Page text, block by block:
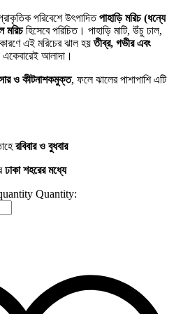
পরিবেশে উৎপাদিতপাহাড়ি মরিচ (ধন্যে
মরিচহিসেবে পরিচিত। পাহাড়ি মাটি, উঁচু ঢাল,
এই মরিচের ঝাল হয়তীব্র, গভীর এবং
আলাদা।
ও কীটনাশকমুক্ত, ফলে ঝালের পাশাপাশি এটি
রবিবার ও বুধবার
ঢাকা শহরের মধ্যে
quantity Quantity: